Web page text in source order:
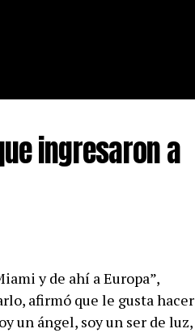
ingresaron a
y de ahí a Europa”,
afirmó que le gusta hacer
un ángel, soy un ser de luz,